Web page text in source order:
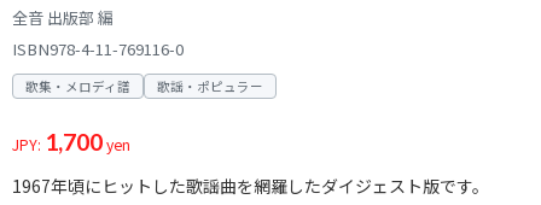
全音 出版部 編
ISBN978-4-11-769116-0
歌集・メロディ譜 歌謡・ポピュラー
JPY: 1,700yen
1967年頃にヒットした歌謡曲を網羅したダイジェスト版です。